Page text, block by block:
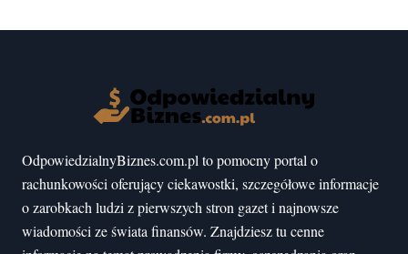
OdpowiedzialnyBiznes.com.pl to pomocny portal o
rachunkowości oferujący ciekawostki, szczegółowe informacje
o zarobkach ludzi z pierwszych stron gazet i najnowsze
wiadomości ze świata finansów. Znajdziesz tu cenne